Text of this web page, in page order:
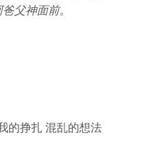
父神面前。
的挣扎 混乱的想法